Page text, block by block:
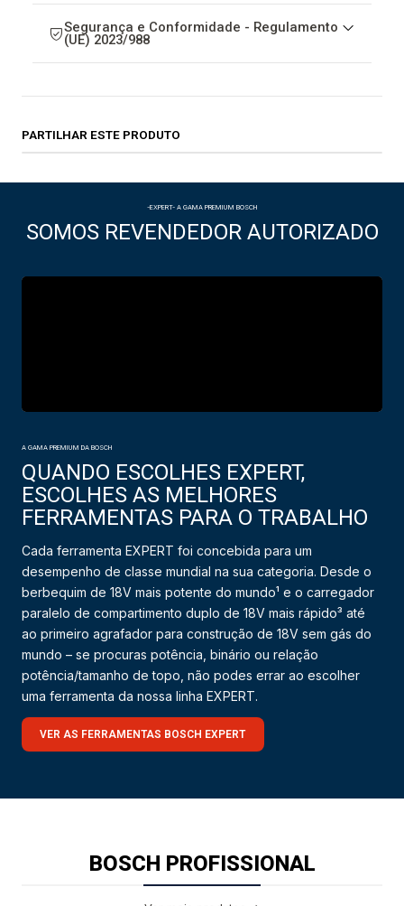
Segurança e Conformidade - Regulamento
(UE) 2023/988
PARTILHAR ESTE PRODUTO
-EXPERT- A GAMA PREMIUM BOSCH
SOMOS REVENDEDOR AUTORIZADO
A GAMA PREMIUM DA BOSCH
QUANDO ESCOLHES EXPERT,
ESCOLHES AS MELHORES
FERRAMENTAS PARA O TRABALHO
Cada ferramenta EXPERT foi concebida para um
desempenho de classe mundial na sua categoria. Desde o
berbequim de 18V mais potente do mundo¹ e o carregador
paralelo de compartimento duplo de 18V mais rápido³ até
ao primeiro agrafador para construção de 18V sem gás do
mundo – se procuras potência, binário ou relação
potência/tamanho de topo, não podes errar ao escolher
uma ferramenta da nossa linha EXPERT.
VER AS FERRAMENTAS BOSCH EXPERT
BOSCH PROFISSIONAL